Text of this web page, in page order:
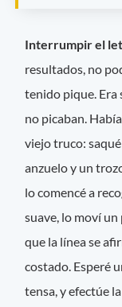
Interrumpir el
resultados, no
tenido pique. Era
no picaban.
viejo truco:
anzuelo y un
lo comencé a
suave, lo moví
que la línea se
costado. Esperé
tensa, y efectúe